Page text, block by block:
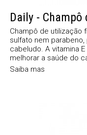
Daily -
Champô de utilização
sulfato nem
cabeludo. A vitamina
melhorar a saúde do
Saiba mas